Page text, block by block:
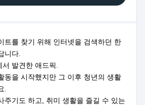
트를 찾기 위해 인터넷을 검색하던 한
니다.
서 발견한 애드픽.
동을 시작했지만 그 이후 청년의 생활
.
주기도 하고, 취미 생활을 즐길 수 있는